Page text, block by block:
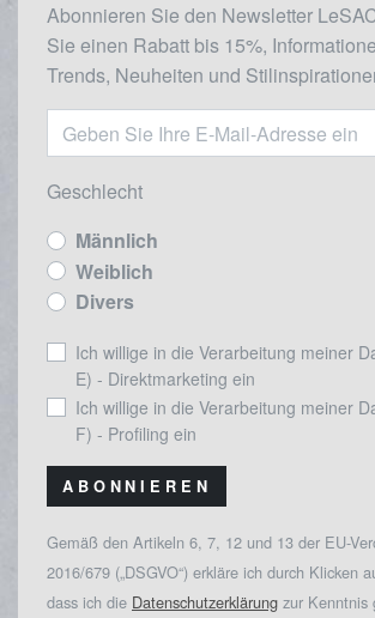
Abonnieren Sie den Newsletter
Sie einen Rabatt bis 15%,
Trends, Neuheiten und
Geschlecht
Männlich
Weiblich
Divers
Ich willige in die Verarbeitung meiner
E) - Direktmarketing ein
Ich willige in die Verarbeitung meiner
F) - Profiling ein
ABONNIEREN
Gemäß den Artikeln 6, 7, 12 und 13 der EU-
2016/679 („DSGVO“) erkläre ich durch Klicken
dass ich die Datenschutzerklärung zur Kenntnis